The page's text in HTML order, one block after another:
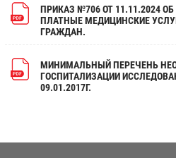
ПРИКАЗ №706 ОТ 11.11.2024
ПЛАТНЫЕ МЕДИЦИНСКИЕ
ГРАЖДАН.
МИНИМАЛЬНЫЙ ПЕРЕЧЕНЬ
ГОСПИТАЛИЗАЦИИ
09.01.2017Г.